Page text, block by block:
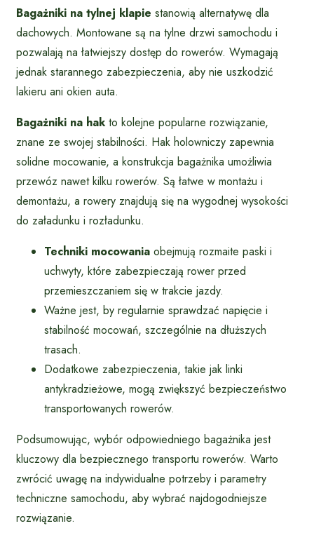
Bagażniki na tylnej klapie stanowią alternatywę dla
dachowych. Montowane są na tylne drzwi samochodu i
pozwalają na łatwiejszy dostęp do rowerów. Wymagają
jednak starannego zabezpieczenia, aby nie uszkodzić
lakieru ani okien auta.
Bagażniki na hak to kolejne popularne rozwiązanie,
znane ze swojej stabilności. Hak holowniczy zapewnia
solidne mocowanie, a konstrukcja bagażnika umożliwia
przewóz nawet kilku rowerów. Są łatwe w montażu i
demontażu, a rowery znajdują się na wygodnej wysokości
do załadunku i rozładunku.
Techniki mocowania obejmują rozmaite paski i
uchwyty, które zabezpieczają rower przed
przemieszczaniem się w trakcie jazdy.
Ważne jest, by regularnie sprawdzać napięcie i
stabilność mocowań, szczególnie na dłuższych
trasach.
Dodatkowe zabezpieczenia, takie jak linki
antykradzieżowe, mogą zwiększyć bezpieczeństwo
transportowanych rowerów.
Podsumowując, wybór odpowiedniego bagażnika jest
kluczowy dla bezpiecznego transportu rowerów. Warto
zwrócić uwagę na indywidualne potrzeby i parametry
techniczne samochodu, aby wybrać najdogodniejsze
rozwiązanie.